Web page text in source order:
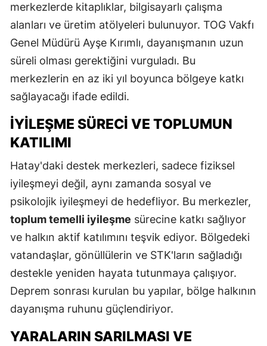
merkezlerde kitaplıklar, bilgisayarlı çalışma
alanları ve üretim atölyeleri bulunuyor. TOG Vakfı
Genel Müdürü Ayşe Kırımlı, dayanışmanın uzun
süreli olması gerektiğini vurguladı. Bu
merkezlerin en az iki yıl boyunca bölgeye katkı
sağlayacağı ifade edildi.
İYILEŞME SÜRECI VE TOPLUMUN
KATILIMI
Hatay'daki destek merkezleri, sadece fiziksel
iyileşmeyi değil, aynı zamanda sosyal ve
psikolojik iyileşmeyi de hedefliyor. Bu merkezler,
toplum temelli iyileşme sürecine katkı sağlıyor
ve halkın aktif katılımını teşvik ediyor. Bölgedeki
vatandaşlar, gönüllülerin ve STK'ların sağladığı
destekle yeniden hayata tutunmaya çalışıyor.
Deprem sonrası kurulan bu yapılar, bölge halkının
dayanışma ruhunu güçlendiriyor.
YARALARIN SARILMASI VE